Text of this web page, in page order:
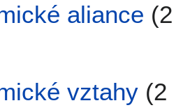
aliance (2
vztahy (2